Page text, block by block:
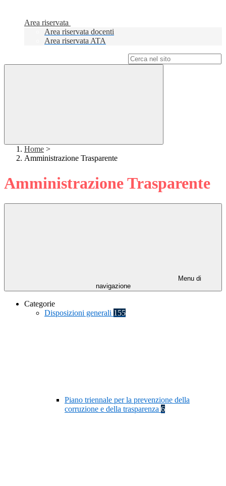
Area riservata
Area riservata docenti
Area riservata ATA
Home >
Amministrazione Trasparente
Amministrazione Trasparente
Menu di
navigazione
Categorie
Disposizioni generali 155
Piano triennale per la prevenzione della
corruzione e della trasparenza 6